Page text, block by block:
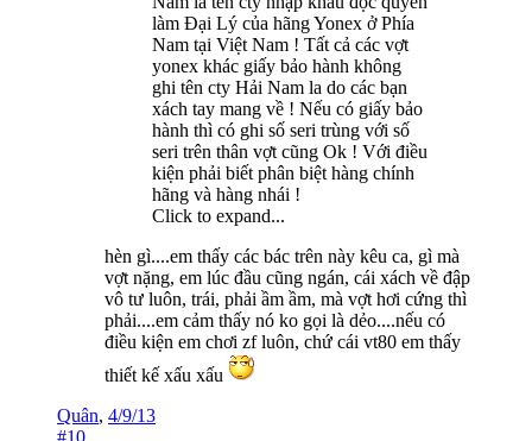
làm Đại Lý của hãng Yonex ở Phía
Nam tại Việt Nam ! Tất cả các vợt
yonex khác giấy bảo hành không
ghi tên cty Hải Nam la do các bạn
xách tay mang về ! Nếu có giấy bảo
hành thì có ghi số seri trùng với số
seri trên thân vợt cũng Ok ! Với điều
kiện phải biết phân biệt hàng chính
hãng và hàng nhái !
Click to expand...
hèn gì....em thấy các bác trên này kêu ca, gì mà
vợt nặng, em lúc đầu cũng ngán, cái xách về đập
vô tư luôn, trái, phải ầm ầm, mà vợt hơi cứng thì
phải....em cảm thấy nó ko gọi là dẻo....nếu có
điều kiện em chơi zf luôn, chứ cái vt80 em thấy
thiết kế xấu xấu
Quân, 4/9/13